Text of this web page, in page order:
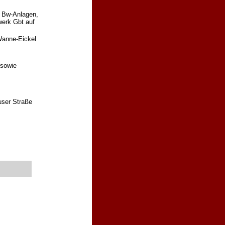
Anlagen,
Gbt auf
Eickel
Straße